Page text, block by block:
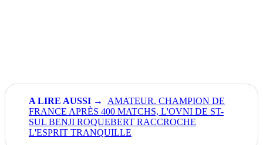
AMATEUR. CHAMPION DE
FRANCE APRÈS 400 MATCHS, L'OVNI DE ST-
SUL BENJI ROQUEBERT RACCROCHE
L'ESPRIT TRANQUILLE